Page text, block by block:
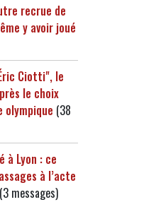
recrue de
y avoir joué
Ciotti", le
le choix
olympique (38
à Lyon : ce
à l’acte
(3 messages)